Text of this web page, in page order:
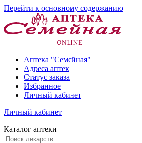
Перейти к основному содержанию
Аптека "Семейная"
Адреса аптек
Статус заказа
Избранное
Личный кабинет
Личный кабинет
Каталог аптеки